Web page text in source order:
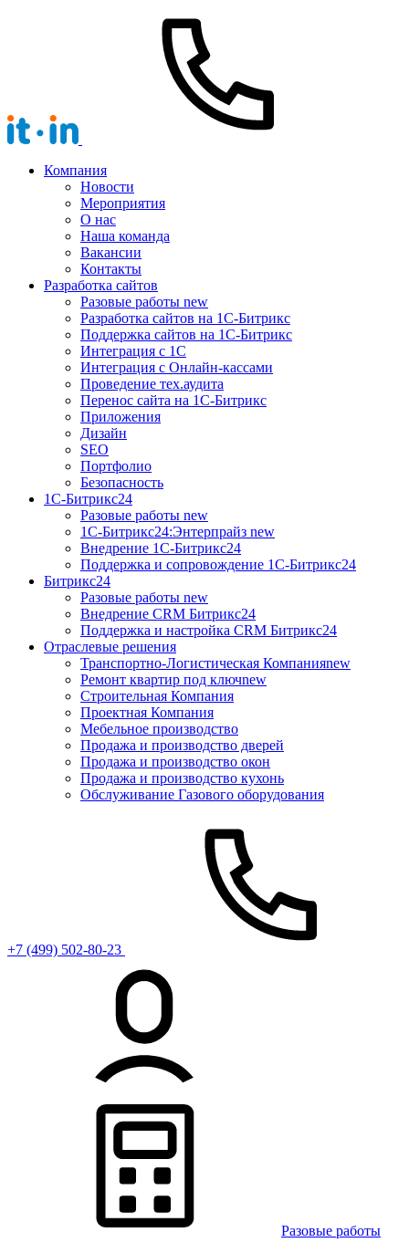
Компания
Новости
Мероприятия
О нас
Наша команда
Вакансии
Контакты
Разработка сайтов
Разовые работы new
Разработка сайтов на 1С-Битрикс
Поддержка сайтов на 1С-Битрикс
Интеграция с 1С
Интеграция с Онлайн-кассами
Проведение тех.аудита
Перенос сайта на 1С-Битрикс
Приложения
Дизайн
SEO
Портфолио
Безопасность
1C-Битрикс24
Разовые работы new
1С-Битрикс24:Энтерпрайз new
Внедрение 1C-Битрикс24
Поддержка и сопровождение 1С-Битрикс24
Битрикс24
Разовые работы new
Внедрение CRM Битрикс24
Поддержка и настройка CRM Битрикс24
Отраслевые решения
Транспортно-Логистическая Компанияnew
Ремонт квартир под ключnew
Строительная Компания
Проектная Компания
Мебельное производство
Продажа и производство дверей
Продажа и производство окон
Продажа и производство кухонь
Обслуживание Газового оборудования
+7 (499) 502-80-23
Разовые работы